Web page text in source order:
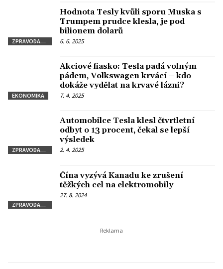
ZPRAVODAJSTVÍ
Hodnota Tesly kvůli sporu Muska s
Trumpem prudce klesla, je pod
bilionem dolarů
6. 6. 2025
EKONOMIKA
Akciové fiasko: Tesla padá volným
pádem, Volkswagen krvácí – kdo
dokáže vydělat na krvavé lázni?
7. 4. 2025
ZPRAVODAJSTVÍ
Automobilce Tesla klesl čtvrtletní
odbyt o 13 procent, čekal se lepší
výsledek
2. 4. 2025
ZPRAVODAJSTVÍ
Čína vyzývá Kanadu ke zrušení
těžkých cel na elektromobily
27. 8. 2024